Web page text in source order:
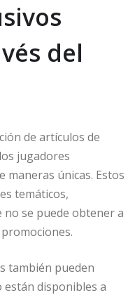
del
de artículos de
jugadores
maneras únicas. Estos
temáticos,
no se puede obtener a
también pueden
están disponibles a